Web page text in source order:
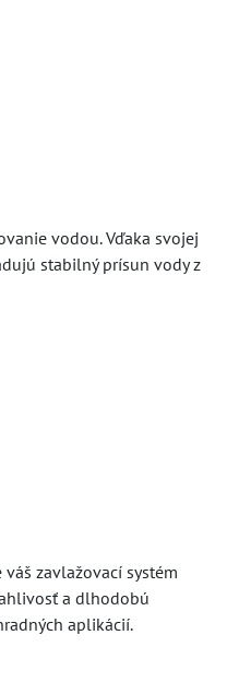
vodou. Vďaka svojej
stabilný prísun vody z
zavlažovací systém
a dlhodobú
aplikácií.